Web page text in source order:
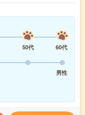
50代
60代
男性